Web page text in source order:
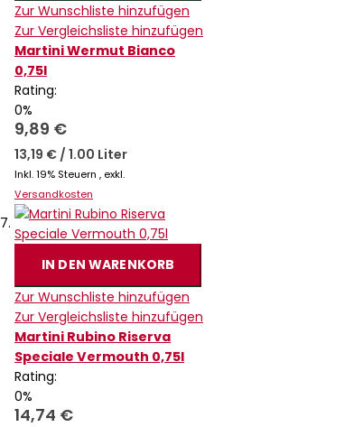
Zur Wunschliste hinzufügen
Zur Vergleichsliste hinzufügen
Martini Wermut Bianco
0,75l
Rating:
0%
9,89 €
13,19 € / 1.00 Liter
Inkl. 19% Steuern , exkl.
Versandkosten
IN DEN WARENKORB
Zur Wunschliste hinzufügen
Zur Vergleichsliste hinzufügen
Martini Rubino Riserva
Speciale Vermouth 0,75l
Rating:
0%
14,74 €